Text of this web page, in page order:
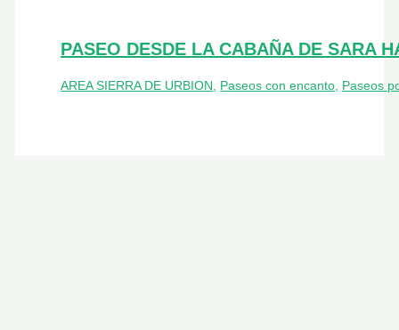
PASEO DESDE LA CABAÑA DE SARA
AREA SIERRA DE URBION, Paseos con encanto, Paseos